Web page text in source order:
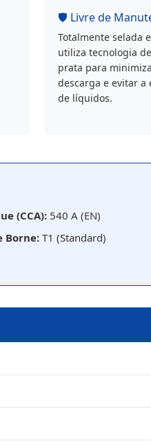
🛡️ Livre de
Totalmente selada
utiliza tecnologia
prata para
descarga e evitar a
de líquidos.
(CCA): 540 A (EN)
Borne: T1 (Standard)